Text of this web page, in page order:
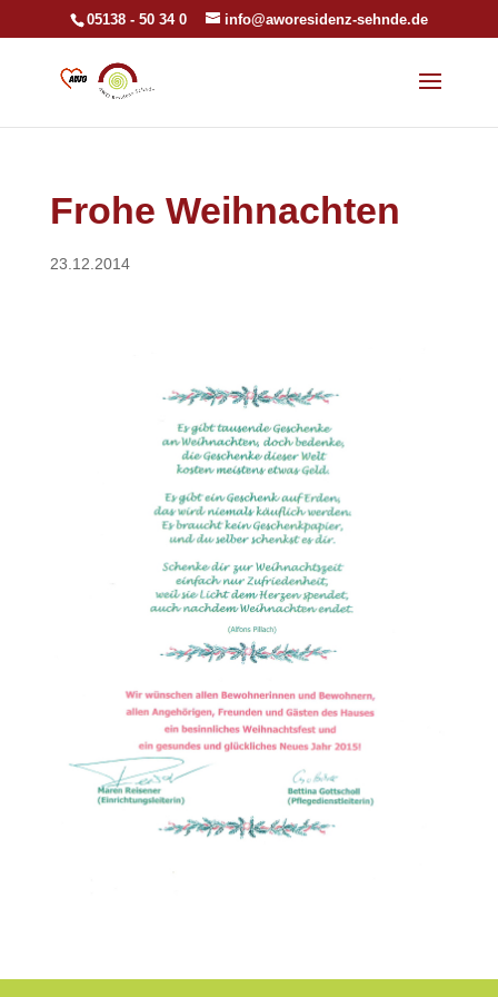
05138 - 50 34 0 info@aworesidenz-sehnde.de
Frohe Weihnachten
23.12.2014